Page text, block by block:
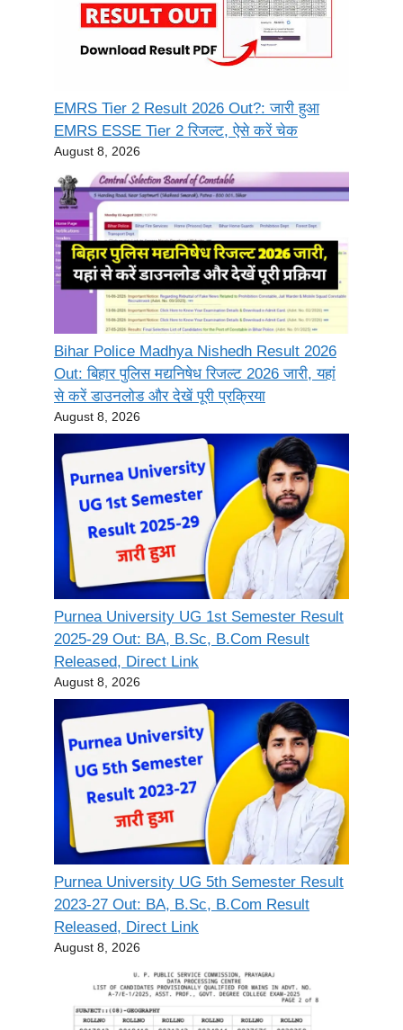
EMRS Tier 2 Result 2026 Out?: जारी हुआ
EMRS ESSE Tier 2 रिजल्ट, ऐसे करें चेक
August 8, 2026
Bihar Police Madhya Nishedh Result 2026
Out: बिहार पुलिस मद्यनिषेध रिजल्ट 2026 जारी, यहां
से करें डाउनलोड और देखें पूरी प्रक्रिया
August 8, 2026
Purnea University UG 1st Semester Result
2025-29 Out: BA, B.Sc, B.Com Result
Released, Direct Link
August 8, 2026
Purnea University UG 5th Semester Result
2023-27 Out: BA, B.Sc, B.Com Result
Released, Direct Link
August 8, 2026